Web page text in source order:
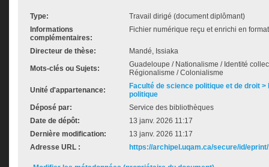
Type:
Travail dirigé (document diplômant)
Informations
complémentaires:
Fichier numérique reçu et enrichi en
Directeur de thèse: Mandé, Issiaka
Mots-clés ou Sujets:
Guadeloupe / Nationalisme / Identité
Régionalisme / Colonialisme
Unité d'appartenance:
Faculté de science politique et de droit
politique
Déposé par:
Service des bibliothèques
Date de dépôt:
13 janv. 2026 11:17
Dernière modification:
13 janv. 2026 11:17
Adresse URL :
https://archipel.uqam.ca/secure/id/